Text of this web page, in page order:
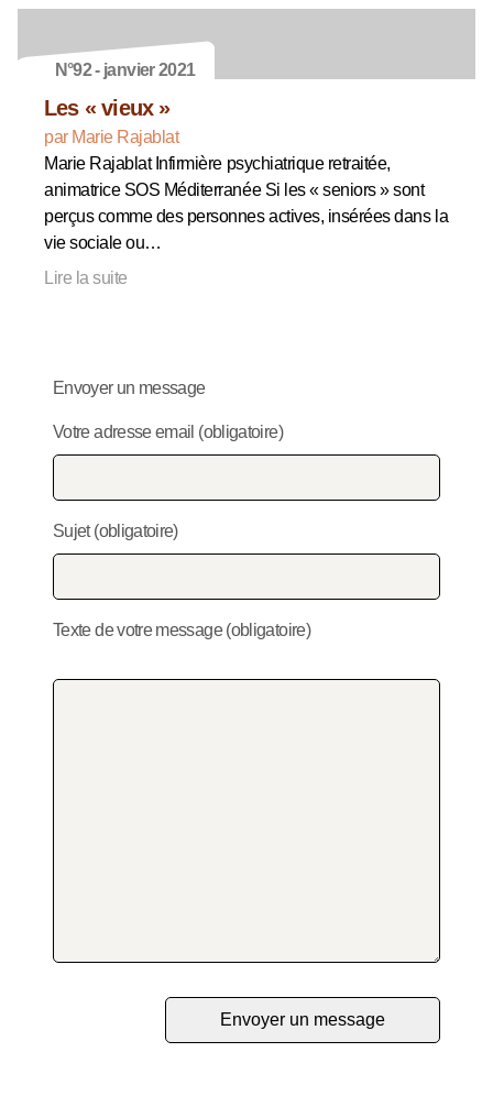
N°92 - janvier 2021
Les « vieux »
par Marie Rajablat
Marie Rajablat Infirmière psychiatrique retraitée,
animatrice SOS Méditerranée Si les « seniors » sont
perçus comme des personnes actives, insérées dans la
vie sociale ou…
Lire la suite
Envoyer un message
Votre adresse email (obligatoire)
Sujet (obligatoire)
Texte de votre message (obligatoire)